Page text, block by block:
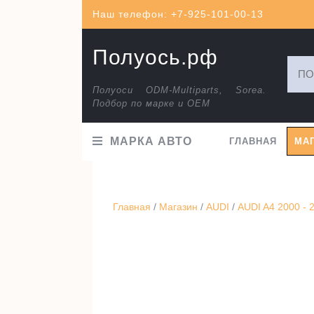
Наш телефон: +7-925-101-00-13
Полуось.рф
Полуоси ODM-Multiparts, Sorea.
Подбор по марке и ОЕМ
МАРКА АВТО ГЛАВНАЯ
Главная / Магазин / AUDI / AUDI A4 2000 -